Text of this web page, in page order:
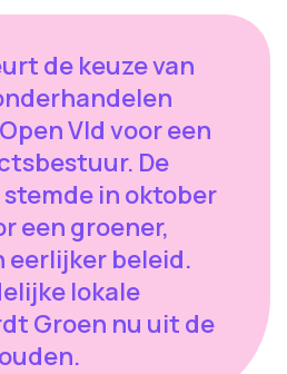
de keuze van
Vld voor een
De
in oktober
een groener,
eerlijker beleid.
lokale
Groen nu uit de